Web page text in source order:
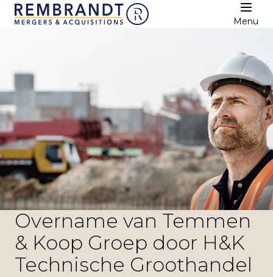
Menu
Overname van Temmen
& Koop Groep door H&K
Technische Groothandel